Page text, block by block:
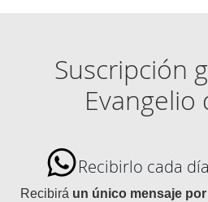
Suscripción
Evangelio
Recibirlo cada
Recibirá un único mensaje